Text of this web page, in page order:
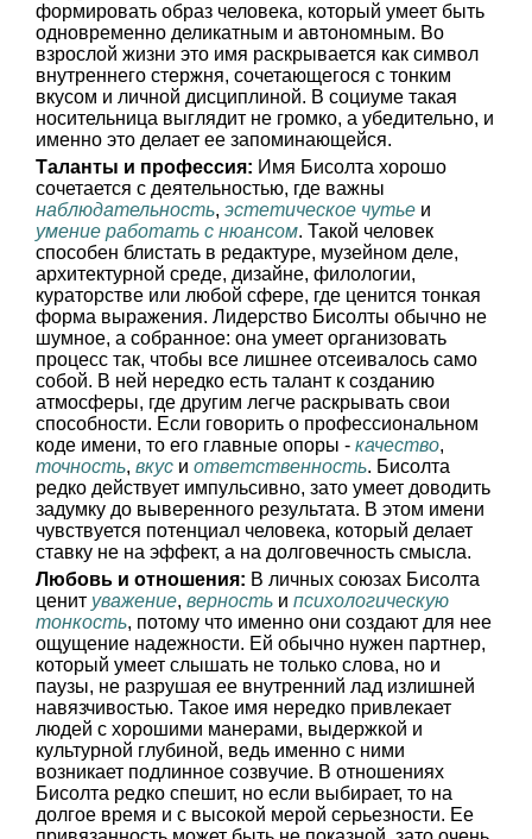
формировать образ человека, который умеет быть
одновременно деликатным и автономным. Во
взрослой жизни это имя раскрывается как символ
внутреннего стержня, сочетающегося с тонким
вкусом и личной дисциплиной. В социуме такая
носительница выглядит не громко, а убедительно, и
именно это делает ее запоминающейся.
Таланты и профессия: Имя Бисолта хорошо
сочетается с деятельностью, где важны
наблюдательность, эстетическое чутье и
умение работать с нюансом. Такой человек
способен блистать в редактуре, музейном деле,
архитектурной среде, дизайне, филологии,
кураторстве или любой сфере, где ценится тонкая
форма выражения. Лидерство Бисолты обычно не
шумное, а собранное: она умеет организовать
процесс так, чтобы все лишнее отсеивалось само
собой. В ней нередко есть талант к созданию
атмосферы, где другим легче раскрывать свои
способности. Если говорить о профессиональном
коде имени, то его главные опоры - качество,
точность, вкус и ответственность. Бисолта
редко действует импульсивно, зато умеет доводить
задумку до выверенного результата. В этом имени
чувствуется потенциал человека, который делает
ставку не на эффект, а на долговечность смысла.
Любовь и отношения: В личных союзах Бисолта
ценит уважение, верность и психологическую
тонкость, потому что именно они создают для нее
ощущение надежности. Ей обычно нужен партнер,
который умеет слышать не только слова, но и
паузы, не разрушая ее внутренний лад излишней
навязчивостью. Такое имя нередко привлекает
людей с хорошими манерами, выдержкой и
культурной глубиной, ведь именно с ними
возникает подлинное созвучие. В отношениях
Бисолта редко спешит, но если выбирает, то на
долгое время и с высокой мерой серьезности. Ее